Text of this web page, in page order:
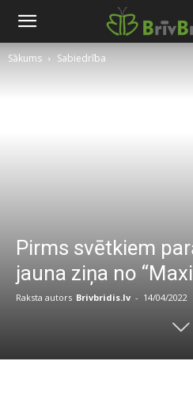
Sākums Sabiedrība
Pirms svētkiem
jauna ziņa no
Raksta autors Brivbridis.lv - 14/04/2022